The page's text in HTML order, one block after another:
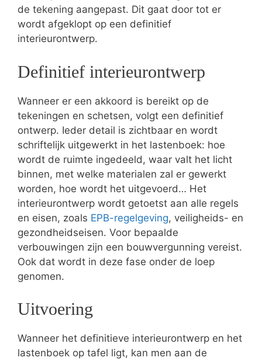
de tekening aangepast. Dit gaat door tot er
wordt afgeklopt op een definitief
interieurontwerp.
Definitief interieurontwerp
Wanneer er een akkoord is bereikt op de
tekeningen en schetsen, volgt een definitief
ontwerp. Ieder detail is zichtbaar en wordt
schriftelijk uitgewerkt in het lastenboek: hoe
wordt de ruimte ingedeeld, waar valt het licht
binnen, met welke materialen zal er gewerkt
worden, hoe wordt het uitgevoerd… Het
interieurontwerp wordt getoetst aan alle regels
en eisen, zoals EPB-regelgeving, veiligheids- en
gezondheidseisen. Voor bepaalde
verbouwingen zijn een bouwvergunning vereist.
Ook dat wordt in deze fase onder de loep
genomen.
Uitvoering
Wanneer het definitieve interieurontwerp en het
lastenboek op tafel ligt, kan men aan de